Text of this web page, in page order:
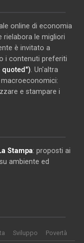
online di economia
rielabora le migliori
è invitato a
i contenuti preferiti
quoted") . Un'altra
e stampare i
Stampa: proposti ai
ambiente ed
Sviluppo Povertà